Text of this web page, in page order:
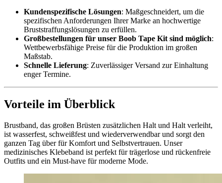
Kundenspezifische Lösungen: Maßgeschneidert, um die
spezifischen Anforderungen Ihrer Marke an hochwertige
Bruststraffungslösungen zu erfüllen.
Großbestellungen für unser Boob Tape Kit sind möglich:
Wettbewerbsfähige Preise für die Produktion im großen
Maßstab.
Schnelle Lieferung: Zuverlässiger Versand zur Einhaltung
enger Termine.
Vorteile im Überblick
Brustband, das großen Brüsten zusätzlichen Halt und Halt verleiht,
ist wasserfest, schweißfest und wiederverwendbar und sorgt den
ganzen Tag über für Komfort und Selbstvertrauen. Unser
medizinisches Klebeband ist perfekt für trägerlose und rückenfreie
Outfits und ein Must-have für moderne Mode.